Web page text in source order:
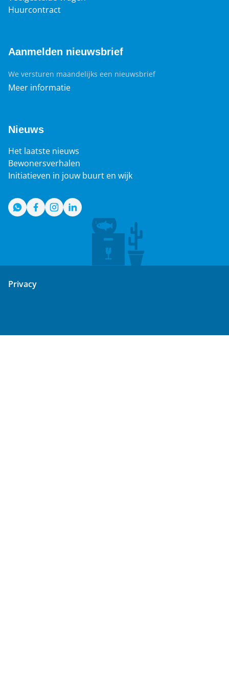
Huurcontract
Aanmelden nieuwsbrief
We versturen maandelijks een nieuwsbrief
Meer informatie
Nieuws
Het laatste nieuws
Bewonersverhalen
Initiatieven in jouw buurt en wijk
WhatsApp
Facebook
Instagram
LinkedIn
Privacy